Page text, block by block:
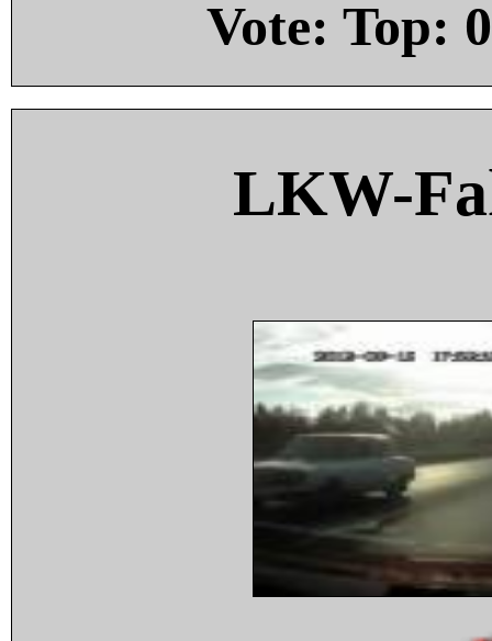
Vote: Top: 0
LKW-